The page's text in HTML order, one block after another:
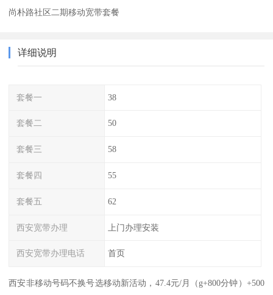
尚朴路社区二期移动宽带套餐
详细说明
套餐一 38
套餐二 50
套餐三 58
套餐四 55
套餐五 62
西安宽带办理 上门办理安装
西安宽带办理电话 首页
西安非移动号码不换号选移动新活动，47.4元/月（g+800分钟）+500